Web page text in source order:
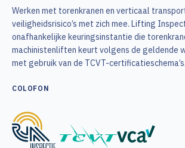
Werken met torenkranen en verticaal
veiligheidsrisico’s met zich mee. Lifting
onafhankelijke keuringsinstantie die
machinistenliften keurt volgens de geldende
met gebruik van de TCVT-certificatieschema’s.
COLOFON